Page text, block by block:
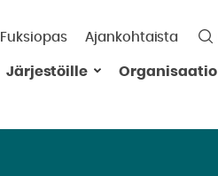
Fuksiopas Ajankohtaista
Järjestöille
Organisaatio